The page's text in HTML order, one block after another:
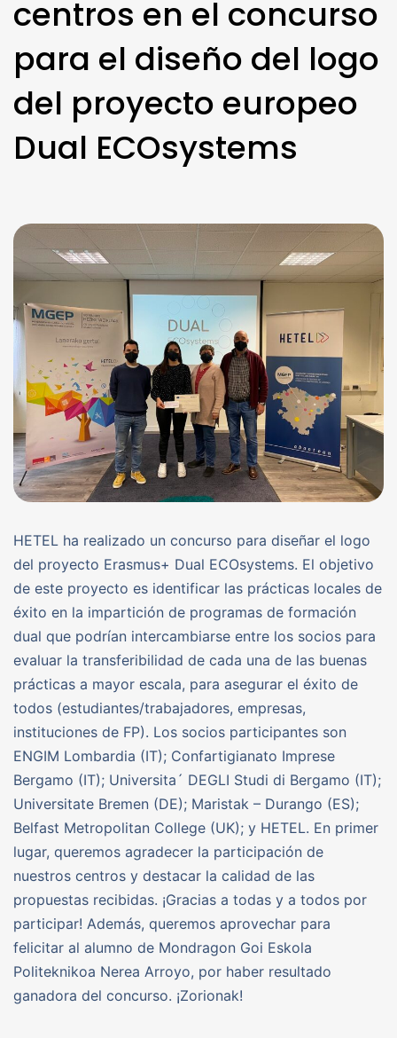
centros en el concurso
para el diseño del logo
del proyecto europeo
Dual ECOsystems
HETEL ha realizado un concurso para diseñar el logo
del proyecto Erasmus+ Dual ECOsystems. El objetivo
de este proyecto es identificar las prácticas locales de
éxito en la impartición de programas de formación
dual que podrían intercambiarse entre los socios para
evaluar la transferibilidad de cada una de las buenas
prácticas a mayor escala, para asegurar el éxito de
todos (estudiantes/trabajadores, empresas,
instituciones de FP). Los socios participantes son
ENGIM Lombardia (IT); Confartigianato Imprese
Bergamo (IT); Universita´ DEGLI Studi di Bergamo (IT);
Universitate Bremen (DE); Maristak – Durango (ES);
Belfast Metropolitan College (UK); y HETEL. En primer
lugar, queremos agradecer la participación de
nuestros centros y destacar la calidad de las
propuestas recibidas. ¡Gracias a todas y a todos por
participar! Además, queremos aprovechar para
felicitar al alumno de Mondragon Goi Eskola
Politeknikoa Nerea Arroyo, por haber resultado
ganadora del concurso. ¡Zorionak!